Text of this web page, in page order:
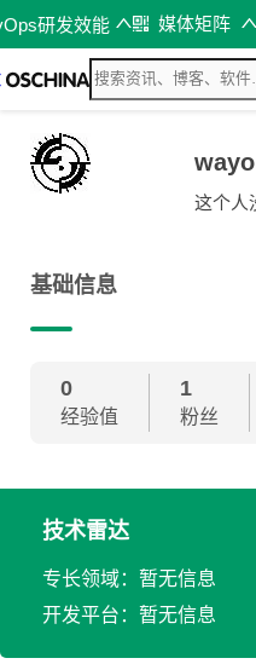
研发效能 媒体矩阵
wayo
这个人
基础信息
0
经验值
1
粉丝
技术雷达
专长领域：暂无信息
开发平台：暂无信息